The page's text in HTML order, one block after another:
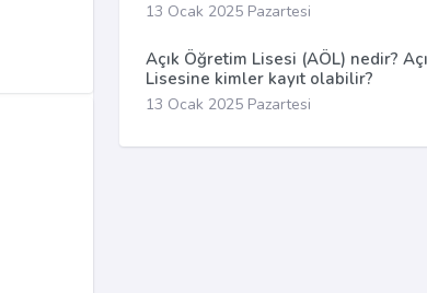
13 Ocak 2025 Pazartesi
Açık Öğretim Lisesi (AÖL) nedir?
Lisesine kimler kayıt olabilir?
13 Ocak 2025 Pazartesi